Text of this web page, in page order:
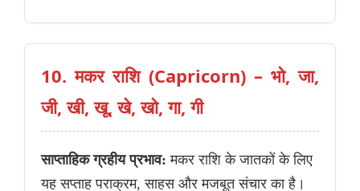
10. मकर राशि (Capricorn) – भो, जा,
जी, खी, खू, खे, खो, गा, गी
साप्ताहिक ग्रहीय प्रभाव: मकर राशि के जातकों के लिए
यह सप्ताह पराक्रम, साहस और मजबूत संचार का है।